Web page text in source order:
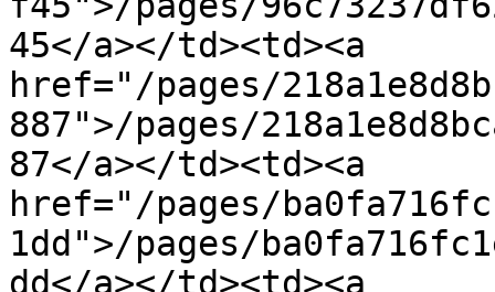
45</a></td><td><a
href="/pages/
887">/pages/
87</a></td><td><a
href="/pages/
1dd">/pages/
dd</a></td><td><a